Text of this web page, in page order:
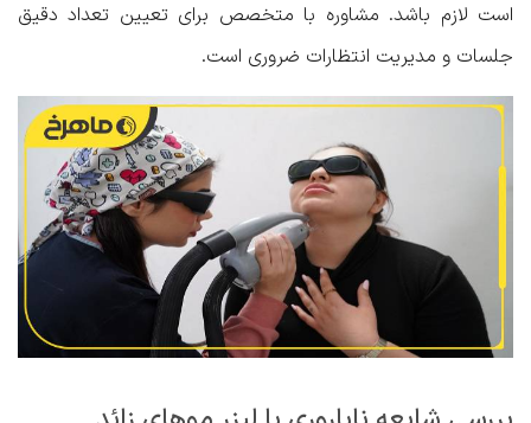
است لازم باشد. مشاوره با متخصص برای تعیین تعداد دقیق
جلسات و مدیریت انتظارات ضروری است.